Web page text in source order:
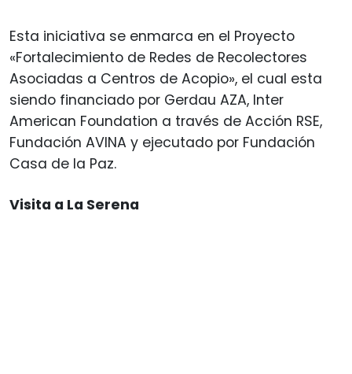
Esta iniciativa se enmarca en el Proyecto
«Fortalecimiento de Redes de Recolectores
Asociadas a Centros de Acopio», el cual esta
siendo financiado por Gerdau AZA, Inter
American Foundation a través de Acción RSE,
Fundación AVINA y ejecutado por Fundación
Casa de la Paz.
Visita a La Serena